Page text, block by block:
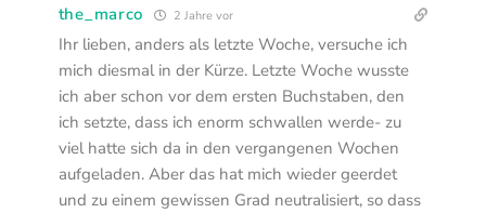
the_marco 2 Jahre vor
Ihr lieben, anders als letzte Woche, versuche ich
mich diesmal in der Kürze. Letzte Woche wusste
ich aber schon vor dem ersten Buchstaben, den
ich setzte, dass ich enorm schwallen werde- zu
viel hatte sich da in den vergangenen Wochen
aufgeladen. Aber das hat mich wieder geerdet
und zu einem gewissen Grad neutralisiert, so dass